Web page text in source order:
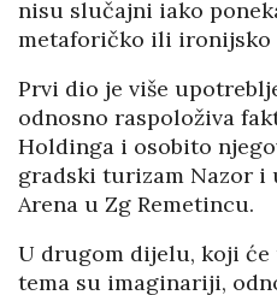
nisu slučajni iako
metaforičko ili ironijsko
Prvi dio je više
odnosno raspoloživa
Holdinga i osobito
gradski turizam Nazor i
Arena u Zg Remetincu.
U drugom dijelu, koji će
tema su imaginariji,